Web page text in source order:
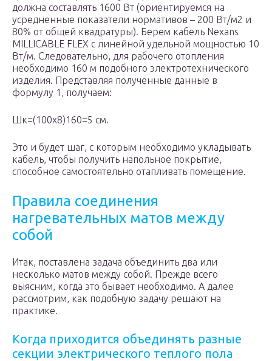
должна составлять 1600 Вт (ориентируемся на
усредненные показатели нормативов – 200 Вт/м2 и
80% от общей квадратуры). Берем кабель Nexans
MILLICABLE FLEX с линейной удельной мощностью 10
Вт/м. Следовательно, для рабочего отопления
необходимо 160 м подобного электротехнического
изделия. Представляя полученные данные в
формулу 1, получаем:
Шк=(100х8)160=5 см.
Это и будет шаг, с которым необходимо укладывать
кабель, чтобы получить напольное покрытие,
способное самостоятельно отапливать помещение.
Правила соединения
нагревательных матов между
собой
Итак, поставлена задача объединить два или
несколько матов между собой. Прежде всего
выясним, когда это бывает необходимо. А далее
рассмотрим, как подобную задачу решают на
практике.
Когда приходится объединять разные
секции электрического теплого пола